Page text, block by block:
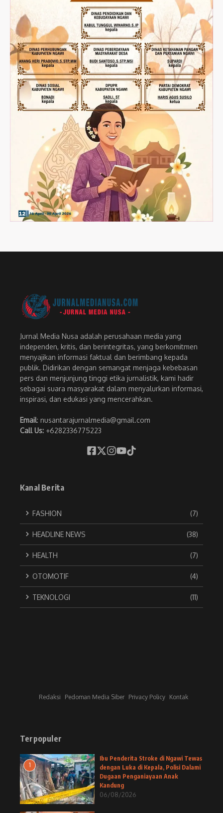
Jurnal Media Nusa adalah perusahaan media yang
independen, kritis, dan berintegritas, yang berkomitmen
menyajikan informasi faktual dan berimbang kepada
publik. Didirikan dengan semangat menjaga kebebasan
pers dan menjunjung tinggi etika jurnalistik, kami hadir
sebagai suara masyarakat dalam menyalurkan informasi,
inspirasi, dan edukasi yang mencerahkan.
Email: nusantarajurnalmedia@gmail.com
Call Us: +6282336775223
Kanal Berita
FASHION (7)
HEADLINE NEWS (38)
HEALTH (7)
OTOMOTIF (4)
TEKNOLOGI (11)
Redaksi Pedoman Media Siber Privacy Policy Kontak
Terpopuler
1
Ibu Penderita Stroke di Ngawi Tewas
dengan Luka di Kepala, Polisi Dalami
Dugaan Penganiayaan Anak
Kandung
06/08/2026